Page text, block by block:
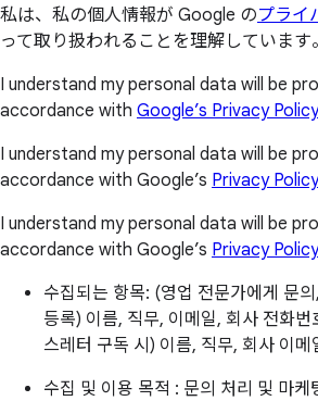
私は、私の個人情報が Google のプライ
って取り扱われることを理解しています。
I understand my personal data will be
accordance with Google’s Privacy Policy
I understand my personal data will be
accordance with Google’s Privacy Policy
I understand my personal data will be
accordance with Google’s Privacy Policy
수집되는 항목: (영업 전문가에게 문
등록) 이름, 직무, 이메일, 회사 전화
스레터 구독 시) 이름, 직무, 회사 이메
수집 및 이용 목적 : 문의 처리 및 마케